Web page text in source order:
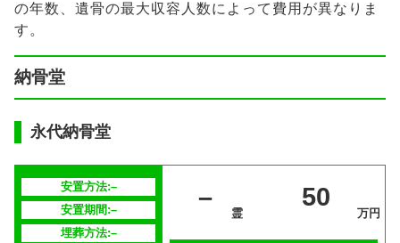
の年数、遺骨の最大収容人数によって費用が異なりま
す。
納骨堂
永代納骨堂
安置方法:–
安置期間:–
埋葬方法:–
–
霊
50
万円